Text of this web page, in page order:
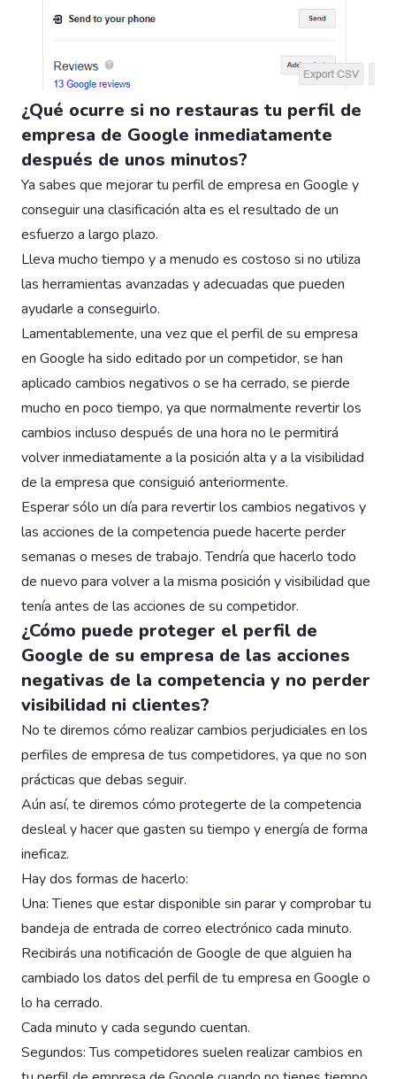
¿Qué ocurre si no restauras tu perfil de
empresa de Google inmediatamente
después de unos minutos?
Ya sabes que mejorar tu perfil de empresa en Google y
conseguir una clasificación alta es el resultado de un
esfuerzo a largo plazo.
Lleva mucho tiempo y a menudo es costoso si no utiliza
las herramientas avanzadas y adecuadas que pueden
ayudarle a conseguirlo.
Lamentablemente, una vez que el perfil de su empresa
en Google ha sido editado por un competidor, se han
aplicado cambios negativos o se ha cerrado, se pierde
mucho en poco tiempo, ya que normalmente revertir los
cambios incluso después de una hora no le permitirá
volver inmediatamente a la posición alta y a la visibilidad
de la empresa que consiguió anteriormente.
Esperar sólo un día para revertir los cambios negativos y
las acciones de la competencia puede hacerte perder
semanas o meses de trabajo. Tendría que hacerlo todo
de nuevo para volver a la misma posición y visibilidad que
tenía antes de las acciones de su competidor.
¿Cómo puede proteger el perfil de
Google de su empresa de las acciones
negativas de la competencia y no perder
visibilidad ni clientes?
No te diremos cómo realizar cambios perjudiciales en los
perfiles de empresa de tus competidores, ya que no son
prácticas que debas seguir.
Aún así, te diremos cómo protegerte de la competencia
desleal y hacer que gasten su tiempo y energía de forma
ineficaz.
Hay dos formas de hacerlo:
Una: Tienes que estar disponible sin parar y comprobar tu
bandeja de entrada de correo electrónico cada minuto.
Recibirás una notificación de Google de que alguien ha
cambiado los datos del perfil de tu empresa en Google o
lo ha cerrado.
Cada minuto y cada segundo cuentan.
Segundos: Tus competidores suelen realizar cambios en